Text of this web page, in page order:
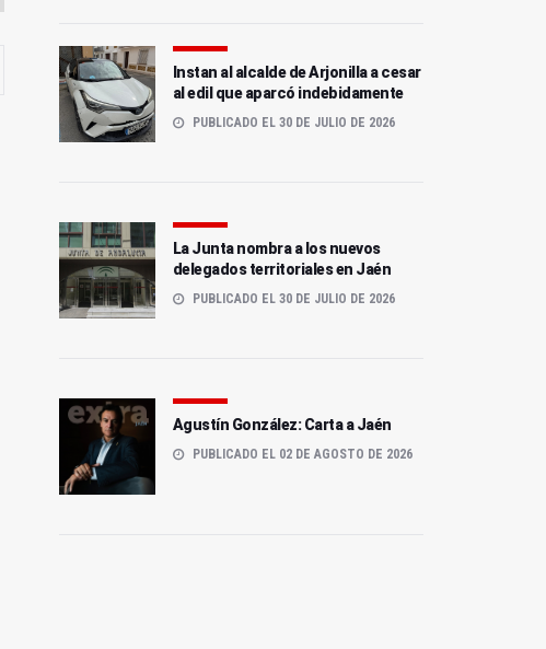
Instan al alcalde de Arjonilla a cesar
al edil que aparcó indebidamente
PUBLICADO EL 30 DE JULIO DE 2026
La Junta nombra a los nuevos
delegados territoriales en Jaén
PUBLICADO EL 30 DE JULIO DE 2026
Agustín González: Carta a Jaén
PUBLICADO EL 02 DE AGOSTO DE 2026